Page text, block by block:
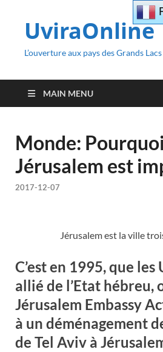
UviraOnline
L’ouverture aux pays des Grands
MAIN MENU
Monde: Pourquoi
Jérusalem est
2017-12-07
Jérusalem est la ville
C’est en 1995, que les
allié de l’Etat hébreu,
Jérusalem Embassy
à un déménagement
de Tel Aviv à